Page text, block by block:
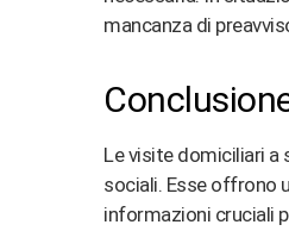
mancanza di
Le visite domiciliari
sociali. Esse offrono
informazioni cruciali